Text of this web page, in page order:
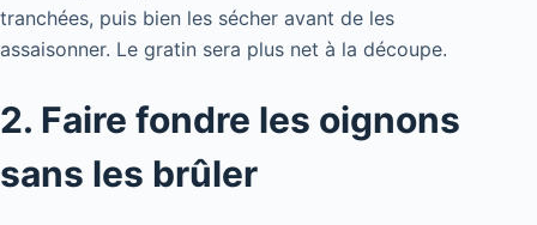
tranchées, puis bien les sécher avant de les
assaisonner. Le gratin sera plus net à la découpe.
2. Faire fondre les oignons
sans les brûler